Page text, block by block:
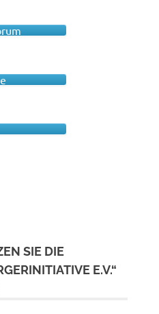
SIE DIE
E.V.“